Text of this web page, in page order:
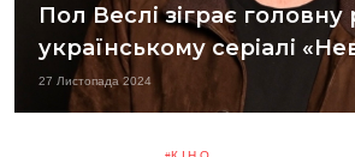
Пол Веслі зіграє головну
українському серіалі
27 Листопада 2024